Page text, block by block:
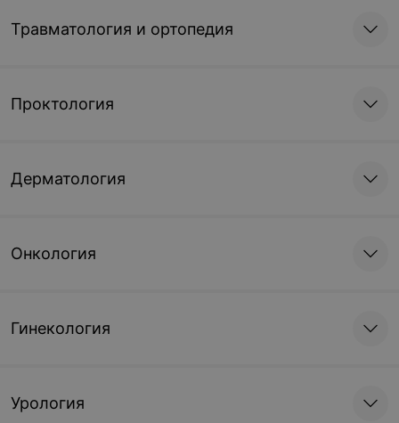
Травматология и ортопедия
Проктология
Дерматология
Онкология
Гинекология
Урология